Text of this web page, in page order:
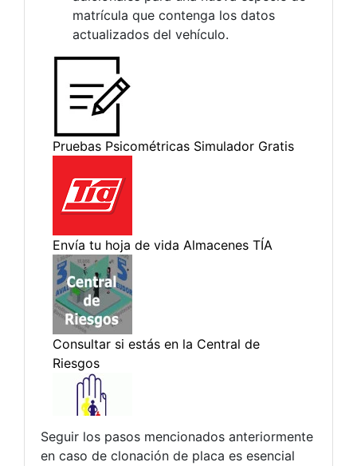
matrícula que contenga los datos
actualizados del vehículo.
Seguir los pasos mencionados anteriormente
en caso de clonación de placa es esencial